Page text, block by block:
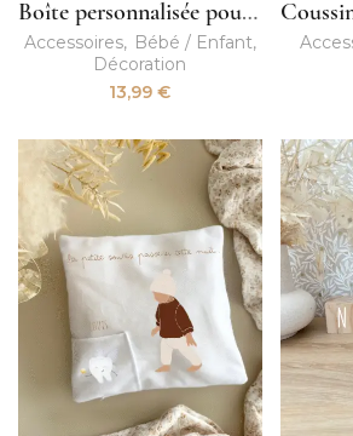
Boîte personnalisée pour médailles de ski enfant
Accessoires
Bébé / Enfant
Décoration
13,99€